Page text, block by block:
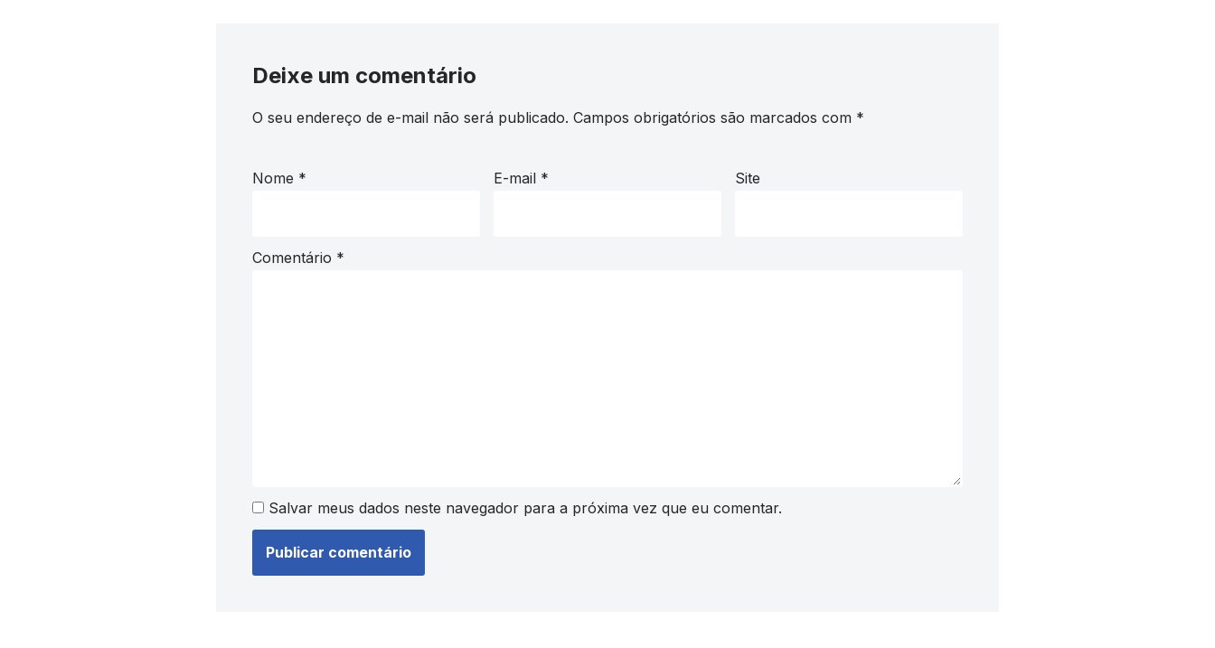
Deixe um comentário
O seu endereço de e-mail não será publicado. Campos obrigatórios são marcados com *
Nome * E-mail * Site
Comentário *
Salvar meus dados neste navegador para a próxima vez que eu comentar.